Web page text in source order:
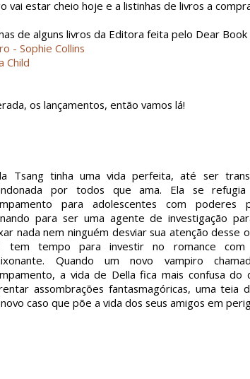
vai estar cheio hoje e a listinhas de livros a
de alguns livros da Editora feita pelo Dear Book
- Sophie Collins
Child
os lançamentos, então vamos lá!
Tsang tinha uma vida perfeita, até ser
por todos que ama. Ela se
para adolescentes com poderes
para ser uma agente de investigação
nada nem ninguém desviar sua atenção desse
tem tempo para investir no romance com
Quando um novo vampiro
a vida de Della fica mais confusa do
assombrações fantasmagóricas, uma teia
caso que põe a vida dos seus amigos em